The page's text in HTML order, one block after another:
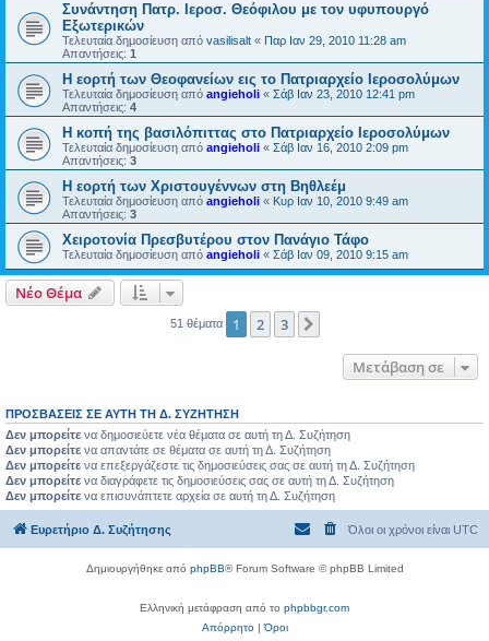
Συνάντηση Πατρ. Ιεροσ. Θεόφιλου με τον υφυπουργό
Εξωτερικών
Τελευταία δημοσίευση από vasilisalt « Παρ Ιαν 29, 2010 11:28 am
Απαντήσεις: 1
H εορτή των Θεοφανείων εις το Πατριαρχείο Ιεροσολύμων
Τελευταία δημοσίευση από angieholi « Σάβ Ιαν 23, 2010 12:41 pm
Απαντήσεις: 4
H κοπή της βασιλόπιττας στο Πατριαρχείο Ιεροσολύμων
Τελευταία δημοσίευση από angieholi « Σάβ Ιαν 16, 2010 2:09 pm
Απαντήσεις: 3
Η εορτή των Χριστουγέννων στη Βηθλεέμ
Τελευταία δημοσίευση από angieholi « Κυρ Ιαν 10, 2010 9:49 am
Απαντήσεις: 3
Χειροτονία Πρεσβυτέρου στον Πανάγιο Τάφο
Τελευταία δημοσίευση από angieholi « Σάβ Ιαν 09, 2010 9:15 am
Νέο Θέμα
51 θέματα 1 2 3
Μετάβαση σε
ΠΡΟΣΒΆΣΕΙΣ ΣΕ ΑΥΤΉ ΤΗ Δ. ΣΥΖΉΤΗΣΗ
Δεν μπορείτε να δημοσιεύετε νέα θέματα σε αυτή τη Δ. Συζήτηση
Δεν μπορείτε να απαντάτε σε θέματα σε αυτή τη Δ. Συζήτηση
Δεν μπορείτε να επεξεργάζεστε τις δημοσιεύσεις σας σε αυτή τη Δ. Συζήτηση
Δεν μπορείτε να διαγράφετε τις δημοσιεύσεις σας σε αυτή τη Δ. Συζήτηση
Δεν μπορείτε να επισυνάπτετε αρχεία σε αυτή τη Δ. Συζήτηση
Ευρετήριο Δ. Συζήτησης Όλοι οι χρόνοι είναι UTC
Δημιουργήθηκε από phpBB® Forum Software © phpBB Limited
Ελληνική μετάφραση από το phpbbgr.com
Απόρρητο|Όροι